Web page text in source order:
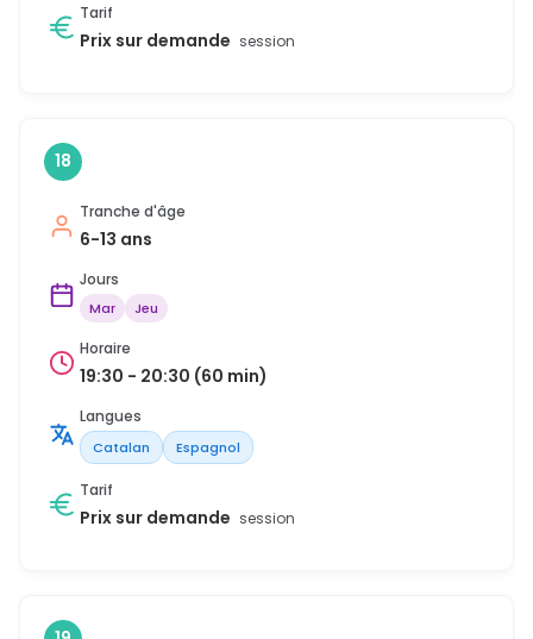
Tarif
Prix sur demande session
18
Tranche d'âge
6-13 ans
Jours
Mar Jeu
Horaire
19:30 - 20:30 (60 min)
Langues
Catalan Espagnol
Tarif
Prix sur demande session